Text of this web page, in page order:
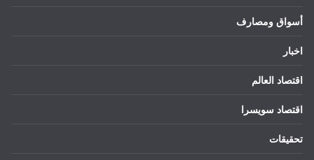
أسواق ومصارف
اخبار
اقتصاد العالم
اقتصاد سويسرا
تحقيقات